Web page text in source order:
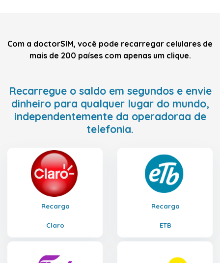
Com a doctorSIM, você pode recarregar celulares de
mais de 200 países com apenas um clique.
Recarregue o saldo em segundos e envie
dinheiro para qualquer lugar do mundo,
independentemente da operadoraa de
telefonia.
Recarga
Claro
Recarga
ETB